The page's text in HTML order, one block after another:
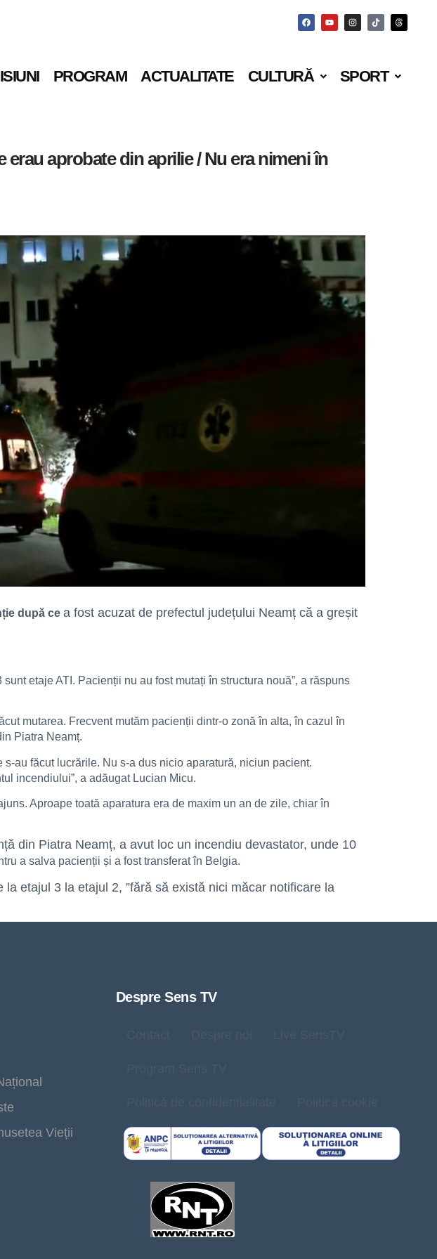
PROGRAM ACTUALITATE CULTURĂ SPORT
aprobate din aprilie / Nu era nimeni în
după ce a fost acuzat de prefectul județului Neamț că a greșit
etaje ATI. Pacienții nu au fost mutați în structura nouă”, a răspuns
mutarea. Frecvent mutăm pacienții dintr-o zonă în alta, în cazul în
Piatra Neamț.
au făcut lucrările. Nu s-a dus nicio aparatură, niciun pacient.
incendiului”, a adăugat Lucian Micu.
Aproape toată aparatura era de maxim un an de zile, chiar în
din Piatra Neamț, a avut loc un incendiu devastator, unde 10
a salva pacienții și a fost transferat în Belgia.
etajul 3 la etajul 2, ”fără să există nici măcar notificare la
Vieții
Despre Sens TV